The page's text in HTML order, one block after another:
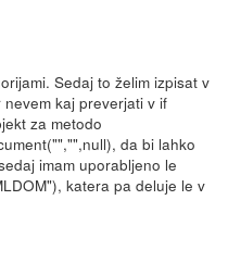
Sedaj to želim izpisat v
kaj preverjati v if
za metodo
da bi lahko
imam uporabljeno le
katera pa deluje le v